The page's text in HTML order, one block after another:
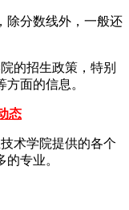
除分数线外，一般还
的招生政策，特别
面的信息。
态
术学院提供的各个
专业。